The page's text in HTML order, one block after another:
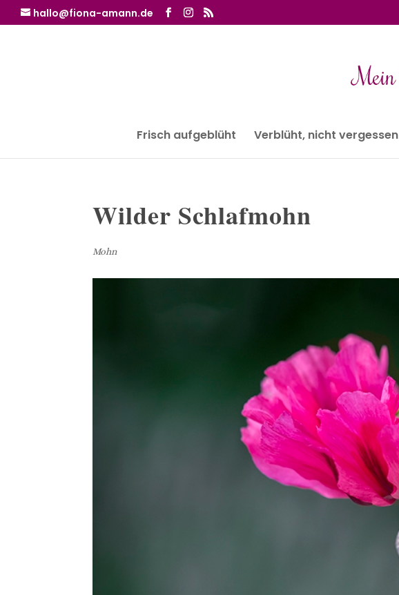
hallo@fiona-amann.de
Frisch aufgeblüht Verblüht, nicht vergessen
Wilder Schlafmohn
Mohn